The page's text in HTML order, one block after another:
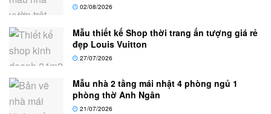
02/08/2026
Mẫu thiết kế Shop thời trang ấn tượng giá rẻ
đẹp Louis Vuitton
27/07/2026
Mẫu nhà 2 tầng mái nhật 4 phòng ngủ 1
phòng thờ Anh Ngân
21/07/2026